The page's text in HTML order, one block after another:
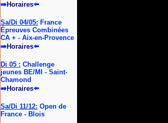
➡Horaires⬅️
Sa/Di 04/05: France
Épreuves Combinées
CA + - Aix-en-Provence
➡Horaires⬅️
Di 05 : Challenge
jeunes BE/MI - Saint-
Chamond
➡Horaires⬅️
Sa/Di 11/12: Open de
France - Blois